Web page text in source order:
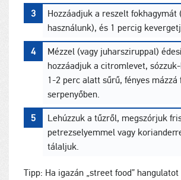
Hozzáadjuk a reszelt fokhagymát
használunk), és 1 percig
Mézzel (vagy juharsziruppal)
hozzáadjuk a citromlevet,
1-2 perc alatt sűrű, fényes mázzá
serpenyőben.
Lehúzzuk a tűzről, megszórjuk
petrezselyemmel vagy
tálaljuk.
Tipp: Ha igazán „street food”